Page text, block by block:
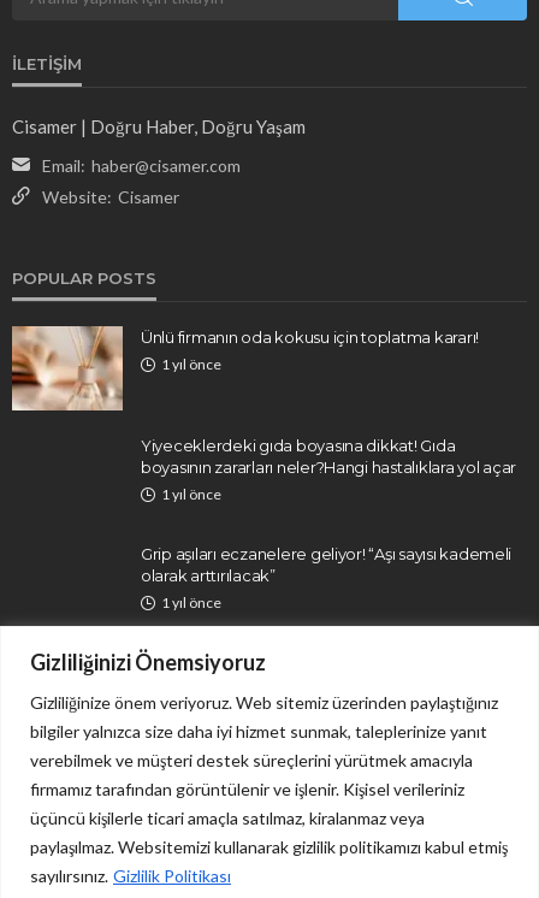
Gizliliğinizi Önemsiyoruz
Gizliliğinize önem veriyoruz. Web sitemiz üzerinden paylaştığınız
bilgiler yalnızca size daha iyi hizmet sunmak, taleplerinize yanıt
verebilmek ve müşteri destek süreçlerini yürütmek amacıyla
firmamız tarafından görüntülenir ve işlenir. Kişisel verileriniz
üçüncü kişilerle ticari amaçla satılmaz, kiralanmaz veya
paylaşılmaz. Websitemizi kullanarak gizlilik politikamızı kabul etmiş
sayılırsınız. Gizlilik Politikası
İLETIŞIM
Cisamer | Doğru Haber, Doğru Yaşam
Email: haber@cisamer.com
Website: Cisamer
POPULAR POSTS
Ünlü firmanın oda kokusu için toplatma kararı!
1 yıl önce
Yiyeceklerdeki gıda boyasına dikkat! Gıda
boyasının zararları neler?Hangi hastalıklara yol açar
1 yıl önce
Grip aşıları eczanelere geliyor! “Aşı sayısı kademeli
olarak arttırılacak”
1 yıl önce
İletişim Gizlilik Politikası